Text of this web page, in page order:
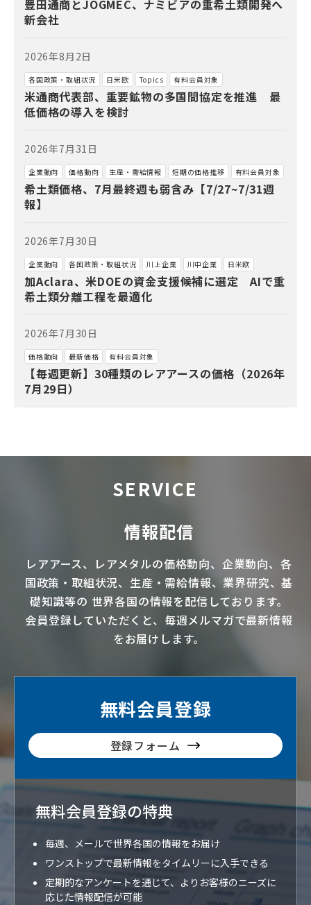
豊田通商とJOGMEC、ナミビアの重希土類開発へ
新会社
2026年8月2日
各国政策・取組状況 日米欧 Topics 有料会員対象
米通商代表部、重要鉱物の多国間協定を推進 最
低価格の導入を検討
2026年7月31日
企業動向 価格動向 生産・需給情報 短期の価格推移 有料会員対象
希土類価格、7月最終週も弱含み【7/27~7/31週
報】
2026年7月30日
企業動向 各国政策・取組状況 川上企業 川中企業 日米欧
加Aclara、米DOEの資金支援候補に選定 AIで重
希土類分離工程を最適化
2026年7月30日
価格動向 最新価格 有料会員対象
【毎週更新】30種類のレアアースの価格（2026年
7月29日）
SERVICE
情報配信
レアアース、 レアメタルの価格動向、企業動向、各
国政策・取組状況、生産・需給情報、業界研究、基
礎知識等の 世界各国の情報を配信 しております。
会員登録していただくと、毎週メルマガで最新情報
をお届けします。
無料会員登録
登録フォーム
無料会員登録の特典
毎週、メールで世界各国の情報をお届け
ワンストップで最新情報をタイムリーに入手できる
定期的なアンケートを通じて、よりお客様のニーズに
応じた情報配信が可能